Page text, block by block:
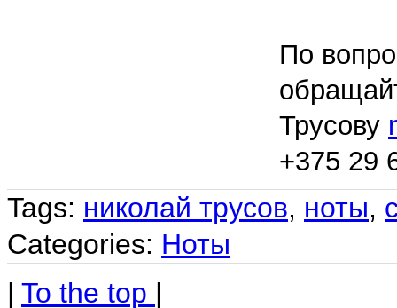
По
Трусову
+375 29
Tags: николай трусов, ноты,
Categories: Ноты
| To the top |